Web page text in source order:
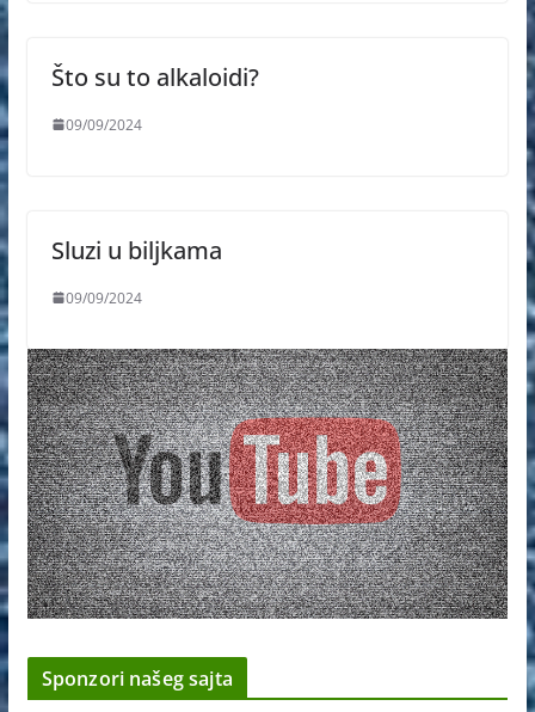
Što su to alkaloidi?
09/09/2024
Sluzi u biljkama
09/09/2024
Sponzori našeg sajta